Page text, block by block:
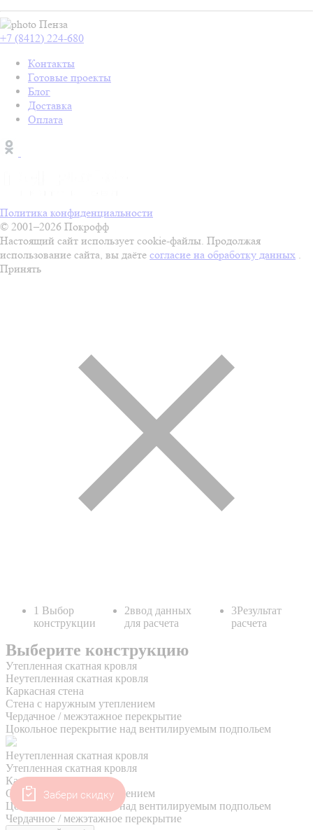
Пенза
+7 (8412) 224-680
Контакты
Готовые проекты
Блог
Доставка
Оплата
Политика конфиденциальности
© 2001–2026 Покрофф
Настоящий сайт использует cookie-файлы. Продолжая
использование сайта, вы даёте согласие на обработку данных .
Принять
Забери скидку